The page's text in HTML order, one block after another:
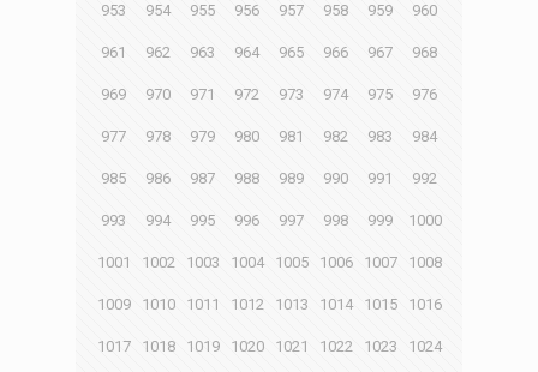
953 954 955 956 957 958 959 960
961 962 963 964 965 966 967 968
969 970 971 972 973 974 975 976
977 978 979 980 981 982 983 984
985 986 987 988 989 990 991 992
993 994 995 996 997 998 999 1000
1001 1002 1003 1004 1005 1006 1007 1008
1009 1010 1011 1012 1013 1014 1015 1016
1017 1018 1019 1020 1021 1022 1023 1024